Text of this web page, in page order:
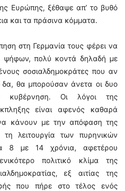
Ευρώπης, ξέθαψε απ’ το βυθό
και τα πράσινα κόμματα.
στη Γερμανία τους φέρει να
ψήφων, πολύ κοντά δηλαδή με
σοσιαλδημοκράτες που αν
δα, θα μπορούσαν άνετα οι δυο
κυβέρνηση. Οι λόγοι της
είναι αφενός καθαρά
κάνουν με την απόφαση της
λειτουργία των πυρηνικών
8 με 14 χρόνια, αφετέρου
πολιτικό κλίμα της
εξ αιτίας της
που πήρε στο τέλος ενός